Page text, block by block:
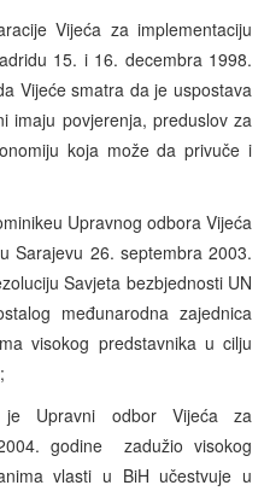
Vijeća za implementaciju
15. i 16. decembra 1998.
Vijeće smatra da je uspostava
imaju povjerenja, preduslov za
koja može da privuče i
Upravnog odbora Vijeća
Sarajevu 26. septembra 2003.
Savjeta bezbjednosti UN
međunarodna zajednica
visokog predstavnika u cilju
Upravni odbor Vijeća za
godine zadužio visokog
vlasti u BiH učestvuje u